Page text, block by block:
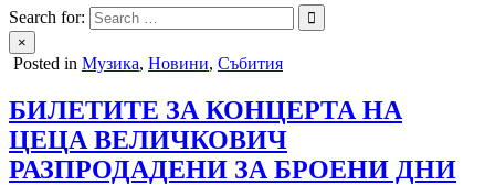
People of Bulgaria
За хората на България
Search for:
×
Posted in Музика, Новини, Събития
БИЛЕТИТЕ ЗА КОНЦЕРТА НА
ЦЕЦА ВЕЛИЧКОВИЧ
РАЗПРОДАДЕНИ ЗА БРОЕНИ ДНИ